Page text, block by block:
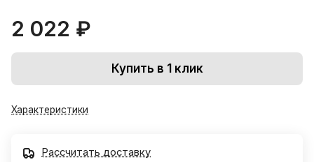
2 022 ₽
Купить в 1 клик
Характеристики
Рассчитать доставку